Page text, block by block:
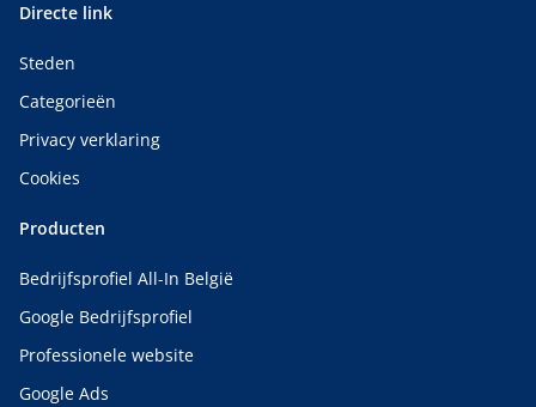
Directe link
Steden
Categorieën
Privacy verklaring
Cookies
Producten
Bedrijfsprofiel All-In België
Google Bedrijfsprofiel
Professionele website
Google Ads